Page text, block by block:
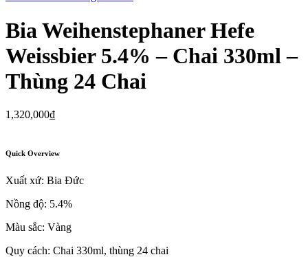
Bia Weihenstephaner Hefe
Weissbier 5.4% – Chai 330ml –
Thùng 24 Chai
1,320,000₫
Quick Overview
Xuất xứ: Bia Đức
Nồng độ: 5.4%
Màu sắc: Vàng
Quy cách: Chai 330ml, thùng 24 chai